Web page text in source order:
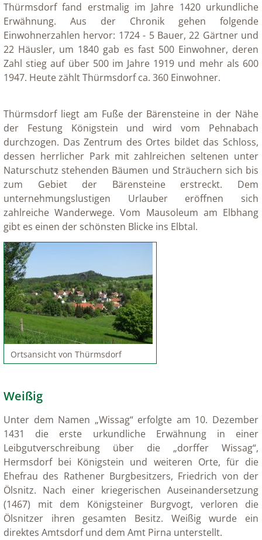
Thürmsdorf fand erstmalig im Jahre 1420 urkundliche
Erwähnung. Aus der Chronik gehen folgende
Einwohnerzahlen hervor: 1724 - 5 Bauer, 22 Gärtner und
22 Häusler, um 1840 gab es fast 500 Einwohner, deren
Zahl stieg auf über 500 im Jahre 1919 und mehr als 600
1947. Heute zählt Thürmsdorf ca. 360 Einwohner.
Thürmsdorf liegt am Fuße der Bärensteine in der Nähe
der Festung Königstein und wird vom Pehnabach
durchzogen. Das Zentrum des Ortes bildet das Schloss,
dessen herrlicher Park mit zahlreichen seltenen unter
Naturschutz stehenden Bäumen und Sträuchern sich bis
zum Gebiet der Bärensteine erstreckt. Dem
unternehmungslustigen Urlauber eröffnen sich
zahlreiche Wanderwege. Vom Mausoleum am Elbhang
gibt es einen der schönsten Blicke ins Elbtal.
Ortsansicht von Thürmsdorf
Weißig
Unter dem Namen „Wissag“ erfolgte am 10. Dezember
1431 die erste urkundliche Erwähnung in einer
Leibgutverschreibung über die „dorffer Wissag“,
Hermsdorf bei Königstein und weiteren Orte, für die
Ehefrau des Rathener Burgbesitzers, Friedrich von der
Ölsnitz. Nach einer kriegerischen Auseinandersetzung
(1467) mit dem Königsteiner Burgvogt, verloren die
Ölsnitzer ihren gesamten Besitz. Weißig wurde ein
direktes Amtsdorf und dem Amt Pirna unterstellt.